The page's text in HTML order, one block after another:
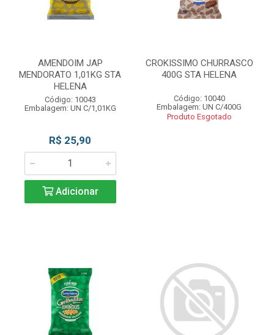
AMENDOIM JAP
MENDORATO 1,01KG STA
HELENA
Código: 10043
Embalagem: UN C/1,01KG
R$ 25,90
Adicionar
CROKISSIMO CHURRASCO
400G STA HELENA
Código: 10040
Embalagem: UN C/400G
Produto Esgotado